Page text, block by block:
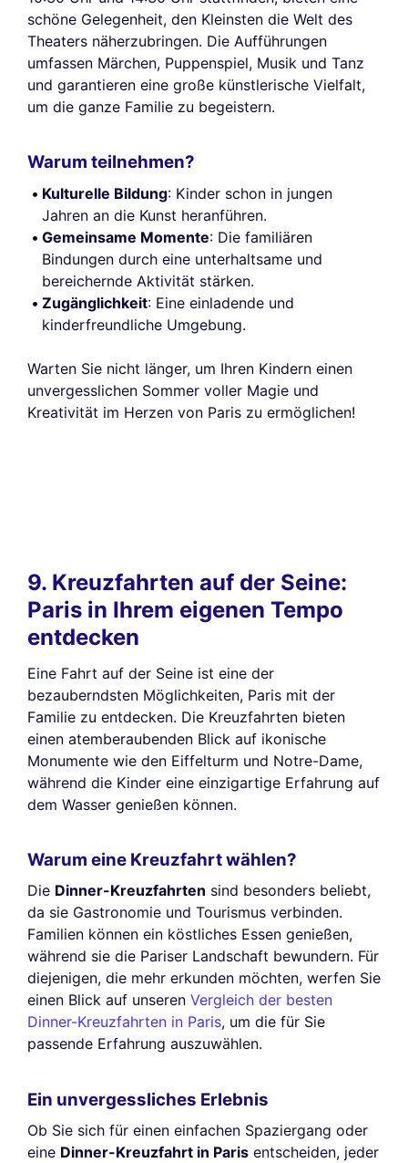
schöne Gelegenheit, den Kleinsten die Welt des
Theaters näherzubringen. Die Aufführungen
umfassen Märchen, Puppenspiel, Musik und Tanz
und garantieren eine große künstlerische Vielfalt,
um die ganze Familie zu begeistern.
Warum teilnehmen?
Kulturelle Bildung: Kinder schon in jungen
Jahren an die Kunst heranführen.
Gemeinsame Momente: Die familiären
Bindungen durch eine unterhaltsame und
bereichernde Aktivität stärken.
Zugänglichkeit: Eine einladende und
kinderfreundliche Umgebung.
Warten Sie nicht länger, um Ihren Kindern einen
unvergesslichen Sommer voller Magie und
Kreativität im Herzen von Paris zu ermöglichen!
9. Kreuzfahrten auf der Seine:
Paris in Ihrem eigenen Tempo
entdecken
Eine Fahrt auf der Seine ist eine der
bezauberndsten Möglichkeiten, Paris mit der
Familie zu entdecken. Die Kreuzfahrten bieten
einen atemberaubenden Blick auf ikonische
Monumente wie den Eiffelturm und Notre-Dame,
während die Kinder eine einzigartige Erfahrung auf
dem Wasser genießen können.
Warum eine Kreuzfahrt wählen?
Die Dinner-Kreuzfahrten sind besonders beliebt,
da sie Gastronomie und Tourismus verbinden.
Familien können ein köstliches Essen genießen,
während sie die Pariser Landschaft bewundern. Für
diejenigen, die mehr erkunden möchten, werfen Sie
einen Blick auf unseren Vergleich der besten
Dinner-Kreuzfahrten in Paris, um die für Sie
passende Erfahrung auszuwählen.
Ein unvergessliches Erlebnis
Ob Sie sich für einen einfachen Spaziergang oder
eine Dinner-Kreuzfahrt in Paris entscheiden, jeder